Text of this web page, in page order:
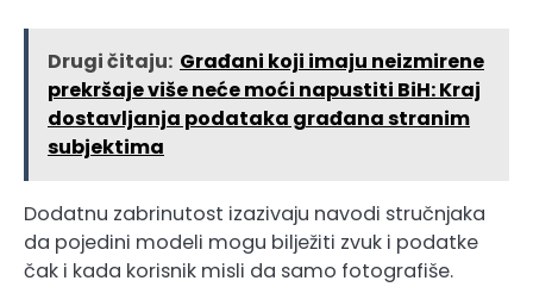
Drugi čitaju: Građani koji imaju neizmirene
prekršaje više neće moći napustiti BiH: Kraj
dostavljanja podataka građana stranim
subjektima
Dodatnu zabrinutost izazivaju navodi stručnjaka
da pojedini modeli mogu bilježiti zvuk i podatke
čak i kada korisnik misli da samo fotografiše.